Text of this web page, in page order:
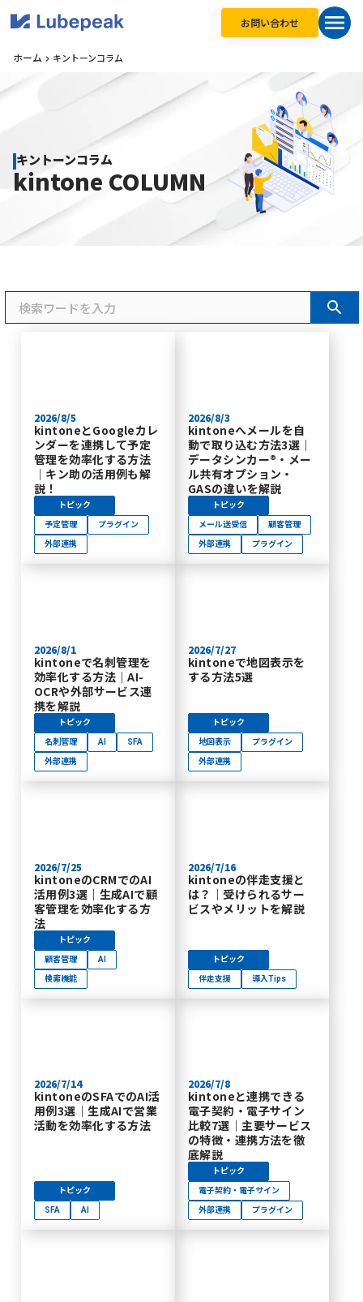
お問い合わせ menu
ホーム keyboard_arrow_right キントーンコラム
キントーンコラム
kintone COLUMN
search
2026/8/5
kintoneとGoogleカレ
ンダーを連携して予定
管理を効率化する方法
｜キン助の活用例も解
説！
トピック
予定管理 プラグイン
外部連携
2026/8/3
kintoneへメールを自
動で取り込む方法3選｜
データシンカー®・メー
ル共有オプション・
GASの違いを解説
トピック
メール送受信 顧客管理
外部連携 プラグイン
2026/8/1
kintoneで名刺管理を
効率化する方法｜AI-
OCRや外部サービス連
携を解説
トピック
名刺管理 AI SFA
外部連携
2026/7/27
kintoneで地図表示を
する方法5選
トピック
地図表示 プラグイン
外部連携
2026/7/25
kintoneのCRMでのAI
活用例3選｜生成AIで顧
客管理を効率化する方
法
トピック
顧客管理 AI
検索機能
2026/7/16
kintoneの伴走支援と
は？｜受けられるサー
ビスやメリットを解説
トピック
伴走支援 導入Tips
2026/7/14
kintoneのSFAでのAI活
用例3選｜生成AIで営業
活動を効率化する方法
トピック
SFA AI
2026/7/8
kintoneと連携できる
電子契約・電子サイン
比較7選｜主要サービス
の特徴・連携方法を徹
底解説
トピック
電子契約・電子サイン
外部連携 プラグイン